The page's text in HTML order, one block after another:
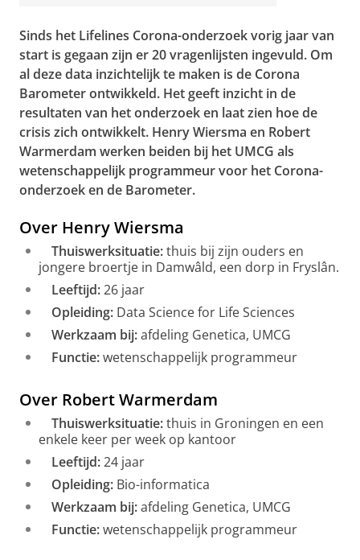
Sinds het Lifelines Corona-onderzoek vorig jaar van
start is gegaan zijn er20vragenlijsten ingevuld. Om
al deze data inzichtelijk te maken is de Corona
Barometer ontwikkeld. Het geeft inzicht in de
resultaten van het onderzoek en laat zien hoe de
crisis zich ontwikkelt. Henry Wiersma en Robert
Warmerdam werken beiden bij het UMCG als
wetenschappelijk programmeur voor het Corona-
onderzoek en de Barometer.
Over Henry Wiersma
Thuiswerksituatie:thuis bij zijn ouders en
jongere broertje in Damwâld, een dorp in Fryslân.
Leeftijd:26 jaar
Opleiding: Data Science for Life Sciences
Werkzaam bij:afdeling Genetica, UMCG
Functie:wetenschappelijk programmeur
Over Robert Warmerdam
Thuiswerksituatie:thuis in Groningen en een
enkele keer per week op kantoor
Leeftijd:24 jaar
Opleiding: Bio-informatica
Werkzaam bij:afdeling Genetica, UMCG
Functie:wetenschappelijk programmeur